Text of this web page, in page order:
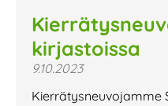
kirjastoissa
9.10.2023
Kierrätysneuvojamme